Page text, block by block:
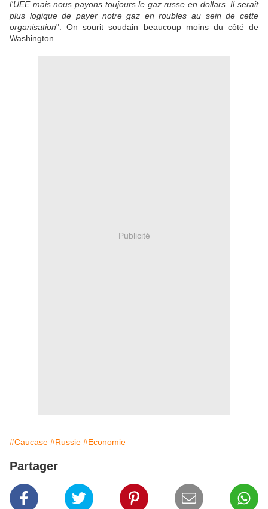
l'UEE mais nous payons toujours le gaz russe en dollars. Il serait
plus logique de payer notre gaz en roubles au sein de cette
organisation". On sourit soudain beaucoup moins du côté de
Washington...
Publicité
#Caucase #Russie #Economie
Partager